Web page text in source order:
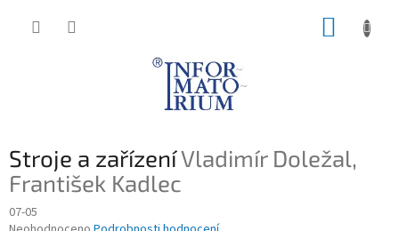
Stroje a zařízeníVladimír Doležal,
František Kadlec
07-05